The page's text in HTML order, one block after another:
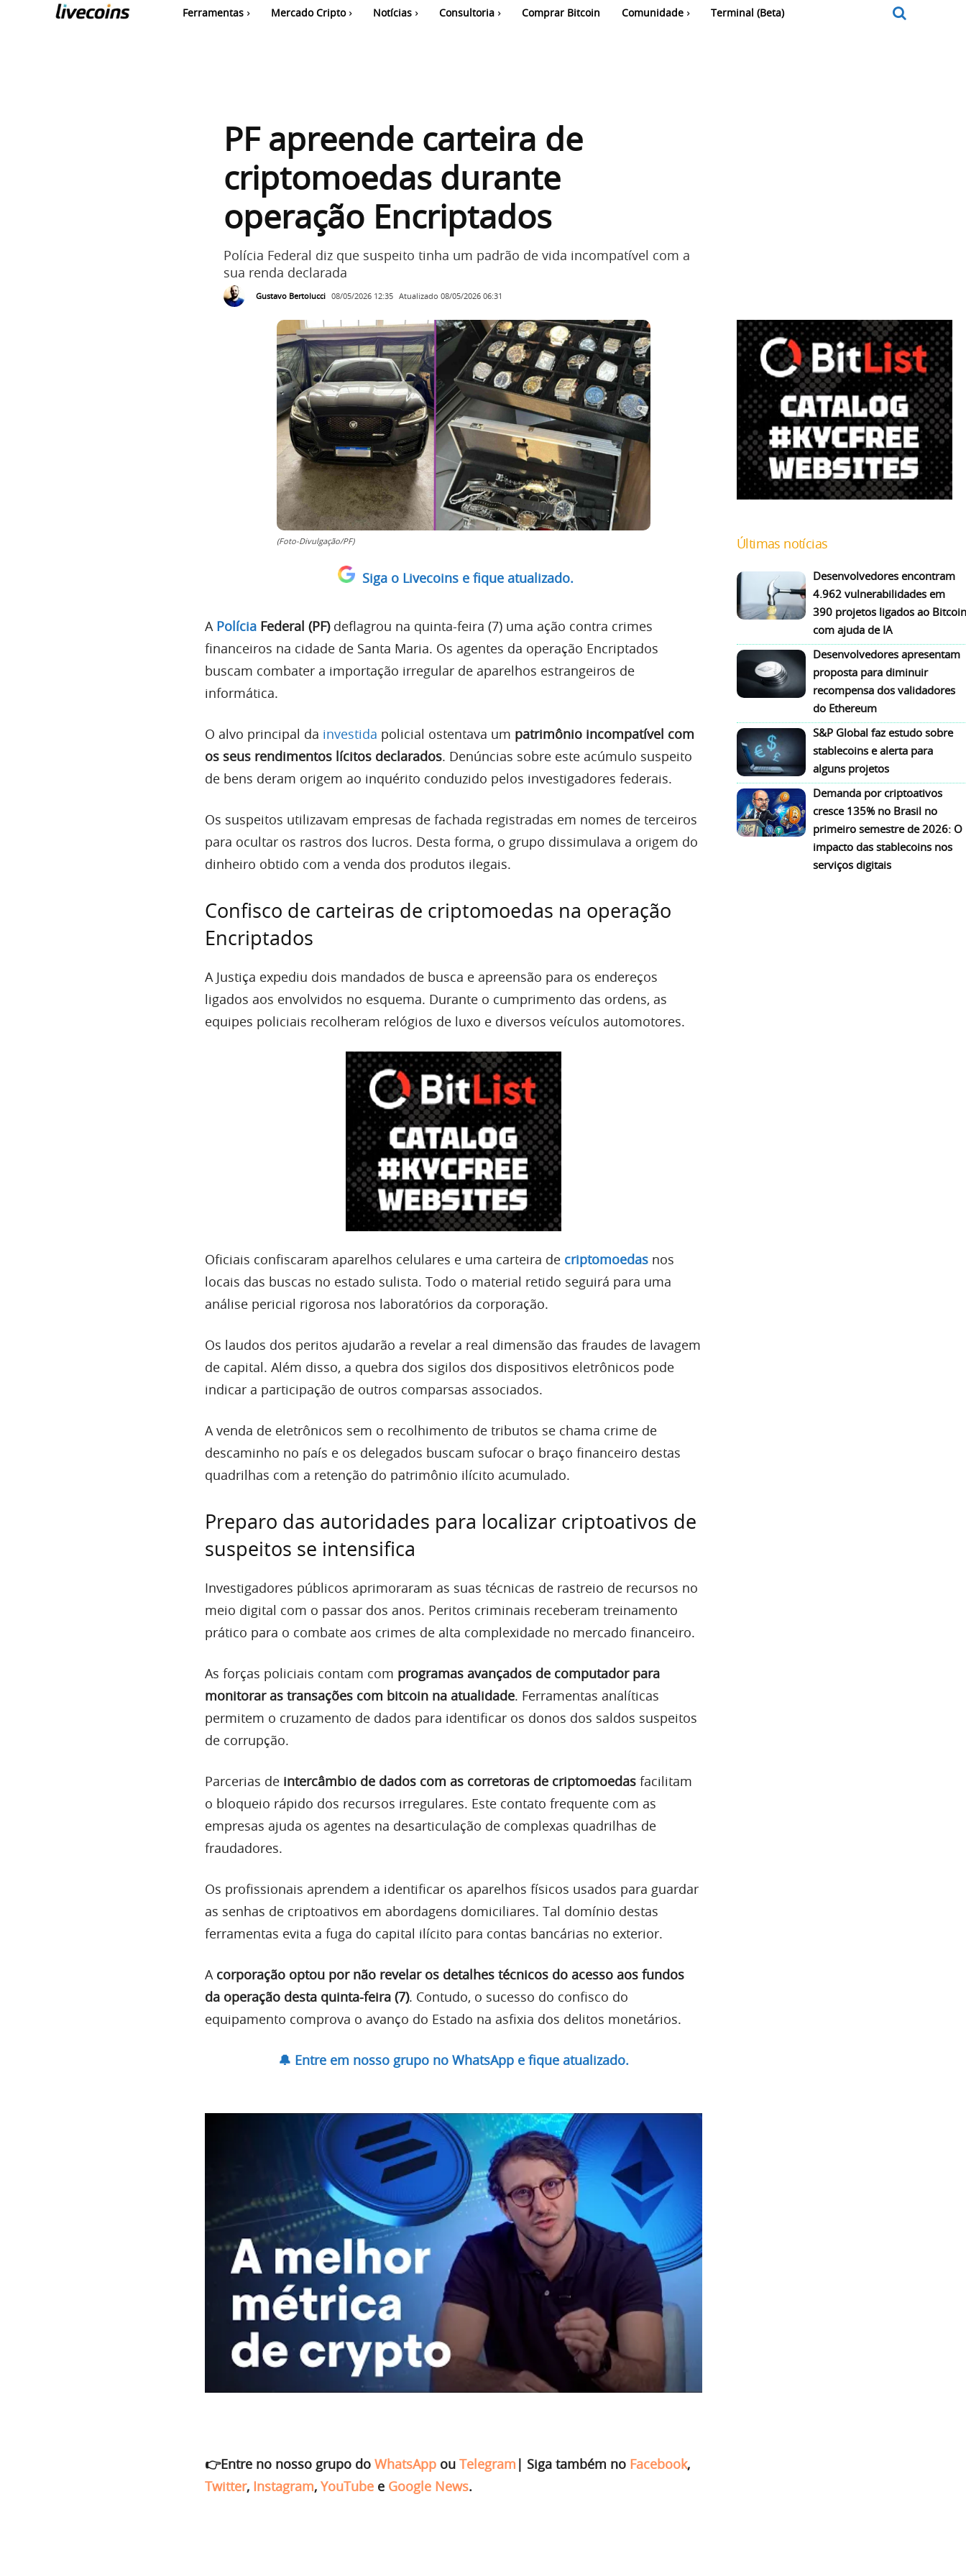
Ferramentas Mercado Cripto Notícias Consultoria Comprar Bitcoin Comunidade Terminal (Beta)
PF apreende carteira de
criptomoedas durante
operação Encriptados
Polícia Federal diz que suspeito tinha um padrão de vida incompatível com a
sua renda declarada
Gustavo Bertolucci 08/05/2026 12:35 Atualizado 08/05/2026 06:31
(Foto-Divulgação/PF)
Siga o Livecoins e fique atualizado.
A Polícia Federal (PF)deflagrou na quinta-feira (7) uma ação contra crimes
financeiros na cidade de Santa Maria. Os agentes da operação Encriptados
buscam combater a importação irregular de aparelhos estrangeiros de
informática.
O alvo principal da investida policial ostentava um patrimônio incompatível com
os seus rendimentos lícitos declarados. Denúncias sobre este acúmulo suspeito
de bens deram origem ao inquérito conduzido pelos investigadores federais.
Os suspeitos utilizavam empresas de fachada registradas em nomes de terceiros
para ocultar os rastros dos lucros. Desta forma, o grupo dissimulava a origem do
dinheiro obtido com a venda dos produtos ilegais.
Confisco de carteiras de criptomoedas na operação
Encriptados
A Justiça expediu dois mandados de busca e apreensão para os endereços
ligados aos envolvidos no esquema. Durante o cumprimento das ordens, as
equipes policiais recolheram relógios de luxo e diversos veículos automotores.
Oficiais confiscaram aparelhos celulares e uma carteira de criptomoedas nos
locais das buscas no estado sulista. Todo o material retido seguirá para uma
análise pericial rigorosa nos laboratórios da corporação.
Os laudos dos peritos ajudarão a revelar a real dimensão das fraudes de lavagem
de capital. Além disso, a quebra dos sigilos dos dispositivos eletrônicos pode
indicar a participação de outros comparsas associados.
A venda de eletrônicos sem o recolhimento de tributos se chama crime de
descaminho no país e os delegados buscam sufocar o braço financeiro destas
quadrilhas com a retenção do patrimônio ilícito acumulado.
Preparo das autoridades para localizar criptoativos de
suspeitos se intensifica
Investigadores públicos aprimoraram as suas técnicas de rastreio de recursos no
meio digital com o passar dos anos. Peritos criminais receberam treinamento
prático para o combate aos crimes de alta complexidade no mercado financeiro.
As forças policiais contam com programas avançados de computador para
monitorar as transações com bitcoin na atualidade. Ferramentas analíticas
permitem o cruzamento de dados para identificar os donos dos saldos suspeitos
de corrupção.
Parcerias de intercâmbio de dados com as corretoras de criptomoedas facilitam
o bloqueio rápido dos recursos irregulares. Este contato frequente com as
empresas ajuda os agentes na desarticulação de complexas quadrilhas de
fraudadores.
Os profissionais aprendem a identificar os aparelhos físicos usados para guardar
as senhas de criptoativos em abordagens domiciliares. Tal domínio destas
ferramentas evita a fuga do capital ilícito para contas bancárias no exterior.
A corporação optou por não revelar os detalhes técnicos do acesso aos fundos
da operação desta quinta-feira (7). Contudo, o sucesso do confisco do
equipamento comprova o avanço do Estado na asfixia dos delitos monetários.
🔔 Entre em nosso grupo no WhatsApp e fique atualizado.
👉Entre no nosso grupo do WhatsApp ou Telegram | Siga também no Facebook,
Twitter, Instagram, YouTube e Google News.
Últimas notícias
Desenvolvedores encontram
4.962 vulnerabilidades em
390 projetos ligados ao Bitcoin
com ajuda de IA
Desenvolvedores apresentam
proposta para diminuir
recompensa dos validadores
do Ethereum
S&P Global faz estudo sobre
stablecoins e alerta para
alguns projetos
Demanda por criptoativos
cresce 135% no Brasil no
primeiro semestre de 2026: O
impacto das stablecoins nos
serviços digitais